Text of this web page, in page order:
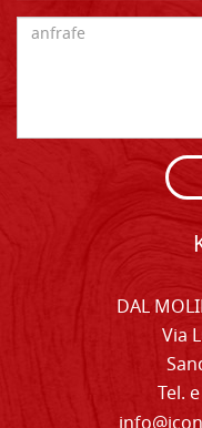
DAL
Via
Tel.